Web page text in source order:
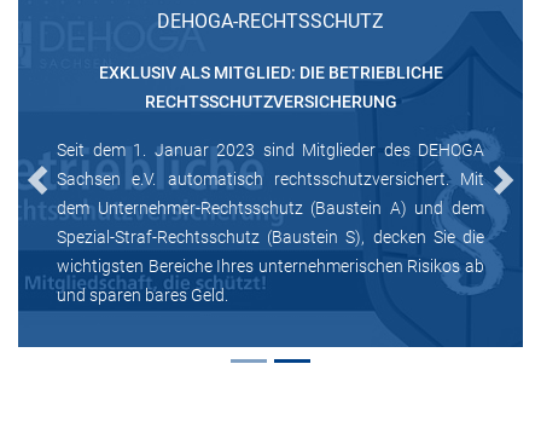
DEHOGA-RECHTSSCHUTZ
EXKLUSIV ALS MITGLIED: DIE BETRIEBLICHE
RECHTSSCHUTZVERSICHERUNG
Seit dem 1. Januar 2023 sind Mitglieder des DEHOGA
Sachsen e.V. automatisch rechtsschutzversichert. Mit
dem Unternehmer-Rechtsschutz (Baustein A) und dem
Spezial-Straf-Rechtsschutz (Baustein S), decken Sie die
wichtigsten Bereiche Ihres unternehmerischen Risikos ab
und sparen bares Geld.
Previous Next